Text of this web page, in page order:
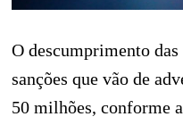
O descumprimento
sanções que vão de
50 milhões, conforme